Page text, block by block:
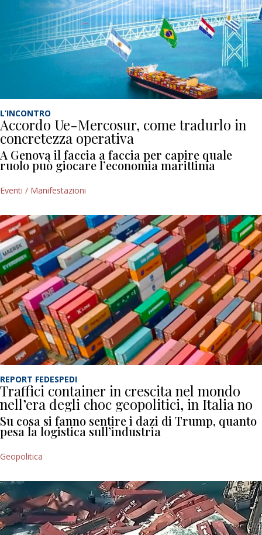
L’INCONTRO
Accordo Ue-Mercosur, come tradurlo in
concretezza operativa
A Genova il faccia a faccia per capire quale
ruolo può giocare l’economia marittima
Eventi / Manifestazioni
REPORT FEDESPEDI
Traffici container in crescita nel mondo
nell’era degli choc geopolitici, in Italia no
Su cosa si fanno sentire i dazi di Trump, quanto
pesa la logistica sull’industria
Geopolitica